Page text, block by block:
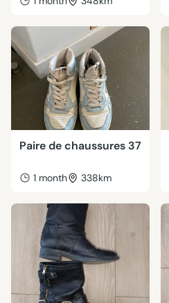
Paire de chaussures 37
1 month 338km